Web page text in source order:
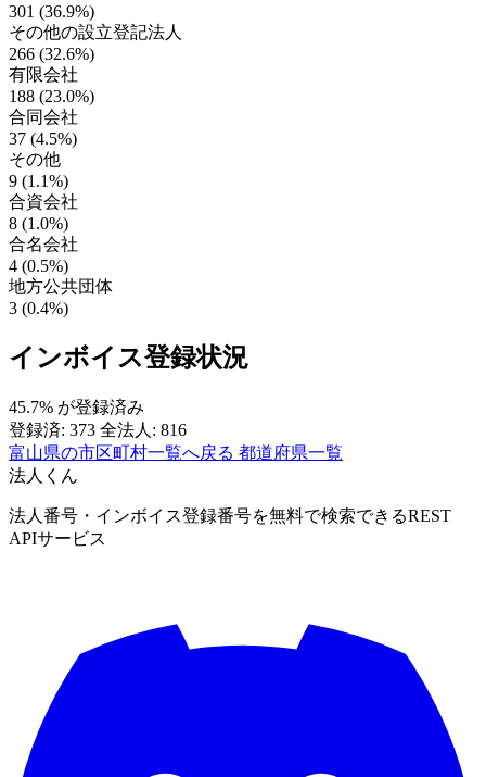
301 (36.9%)
その他の設立登記法人
266 (32.6%)
有限会社
188 (23.0%)
合同会社
37 (4.5%)
その他
9 (1.1%)
合資会社
8 (1.0%)
合名会社
4 (0.5%)
地方公共団体
3 (0.4%)
インボイス登録状況
45.7% が登録済み
登録済: 373 全法人: 816
富山県の市区町村一覧へ戻る 都道府県一覧
法人くん
法人番号・インボイス登録番号を無料で検索できるREST
APIサービス